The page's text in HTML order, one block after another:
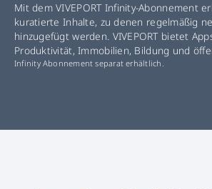
Mit dem VIVEPORT Infinity-Abonnement
kuratierte Inhalte, zu denen regelmäßig
hinzugefügt werden. VIVEPORT bietet
Produktivität, Immobilien, Bildung und
Infinity Abonnement separat erhältlich.